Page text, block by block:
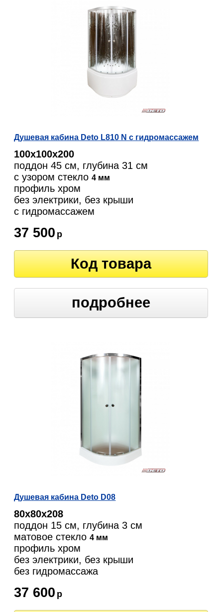
Душевая кабина Deto L810 N с гидромассажем
100х100х200
поддон 45 см, глубина 31 см
с узором стекло4 мм
профиль хром
без электрики, без крыши
c гидромассажем
37 500 р
Код товара
подробнее
Душевая кабина Deto D08
80х80х208
поддон 15 см, глубина 3 см
матовое стекло4 мм
профиль хром
без электрики, без крыши
без гидромассажа
37 600 р